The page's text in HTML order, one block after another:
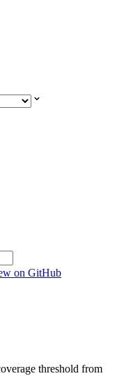
on GitHub
threshold from